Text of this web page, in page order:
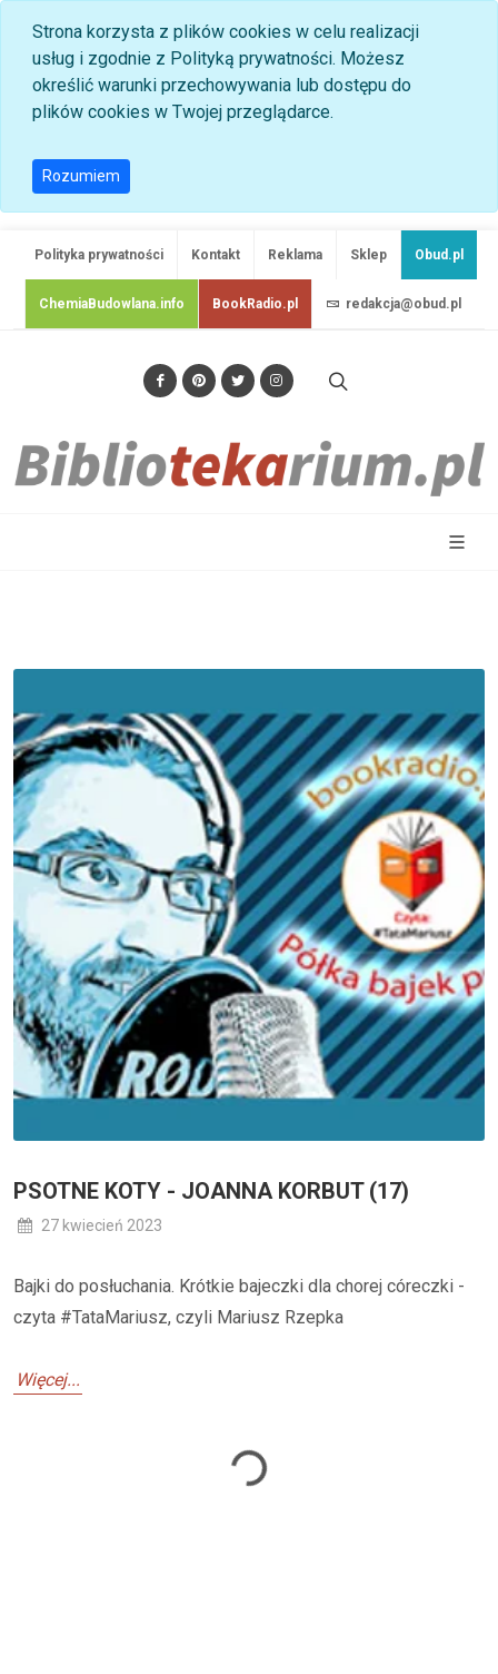
Strona korzysta z plików cookies w celu realizacji
usług i zgodnie z Polityką prywatności. Możesz
określić warunki przechowywania lub dostępu do
plików cookies w Twojej przeglądarce.
Rozumiem
Polityka prywatności Kontakt Reklama Sklep Obud.pl
ChemiaBudowlana.info BookRadio.pl redakcja@obud.pl
PSOTNE KOTY - JOANNA KORBUT (17)
27 kwiecień 2023
Bajki do posłuchania. Krótkie bajeczki dla chorej córeczki -
czyta #TataMariusz, czyli Mariusz Rzepka
Więcej...
Loading...